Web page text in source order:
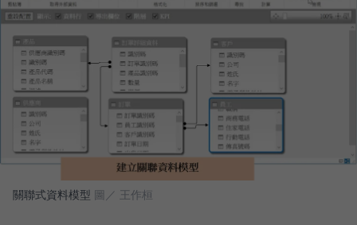
關聯式資料模型 圖／ 王作桓